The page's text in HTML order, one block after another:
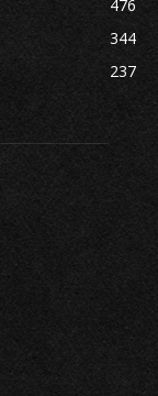
476
344
237